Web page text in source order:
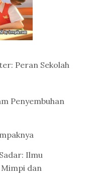
Peran Sekolah
Penyembuhan
Ilmu
dan